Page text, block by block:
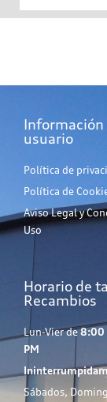
Información
usuario
Política de
Política de
Aviso Legal y
Uso
Horario de
Recambios
Lun-Vier de8:00
PM
Sábados,